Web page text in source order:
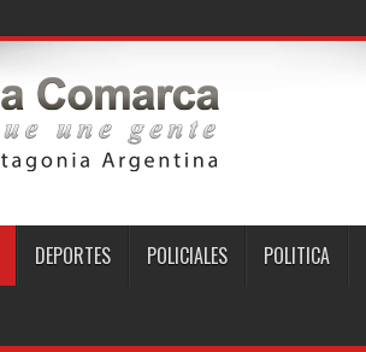
DEPORTES POLICIALES POLITICA